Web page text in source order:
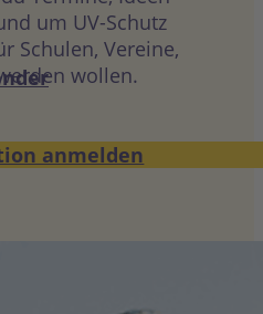
um UV-Schutz
Schulen, Vereine,
wollen.
anmelden